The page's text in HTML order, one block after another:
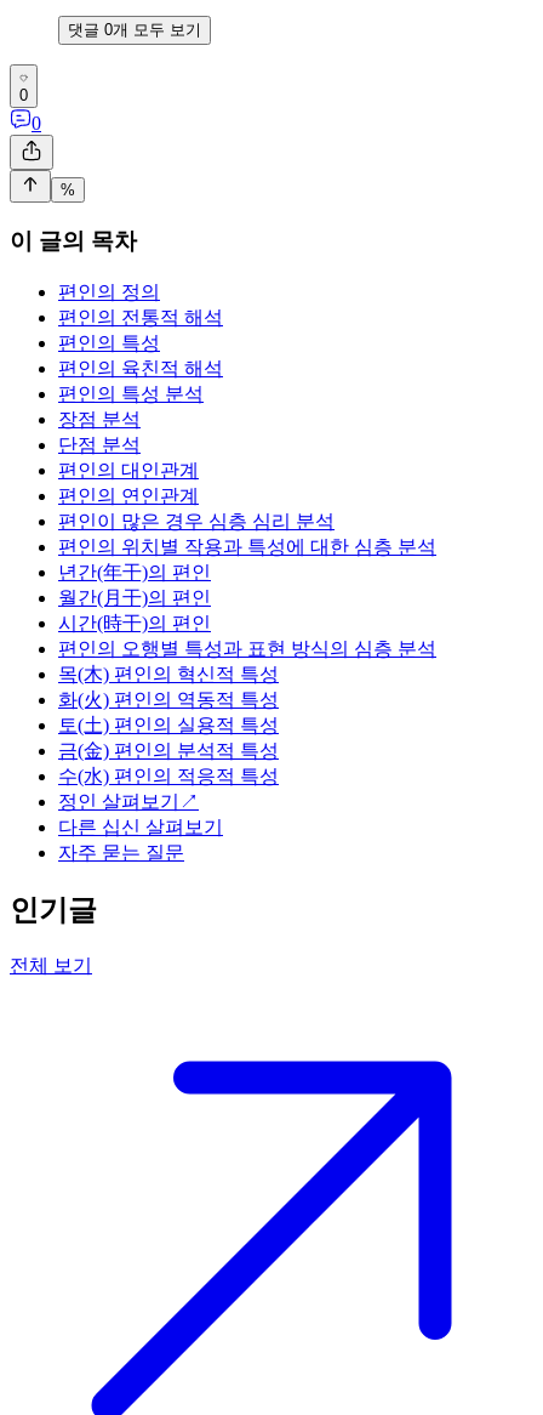
댓글 0개 모두 보기
0
0
%
이 글의 목차
편인의 정의
편인의 전통적 해석
편인의 특성
편인의 육친적 해석
편인의 특성 분석
장점 분석
단점 분석
편인의 대인관계
편인의 연인관계
편인이 많은 경우 심층 심리 분석
편인의 위치별 작용과 특성에 대한 심층 분석
년간(年干)의 편인
월간(月干)의 편인
시간(時干)의 편인
편인의 오행별 특성과 표현 방식의 심층 분석
목(木) 편인의 혁신적 특성
화(火) 편인의 역동적 특성
토(土) 편인의 실용적 특성
금(金) 편인의 분석적 특성
수(水) 편인의 적응적 특성
정인 살펴보기↗️
다른 십신 살펴보기
자주 묻는 질문
인기글
전체 보기